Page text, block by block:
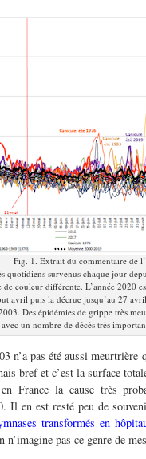
Fig. 1. Extrait du commentaire de
quotidiens survenus chaque jour
de couleur différente. L’année 2020
avril puis la décrue jusqu’au 27
Des épidémies de grippe très
un nombre de décès très
n’a pas été aussi
bref et c’est la surface
France la cause très
Il en est resté peu de
transformés en
pas ce genre de